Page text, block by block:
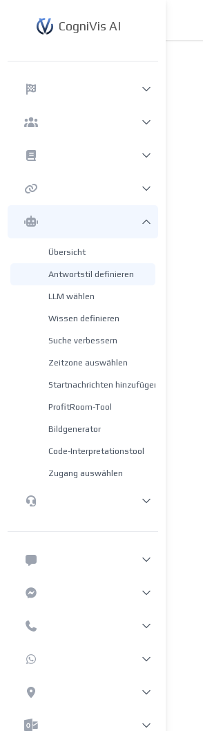
CogniVis AI
Übersicht
Antwortstil definieren
LLM wählen
Wissen definieren
Suche verbessern
Zeitzone auswählen
Startnachrichten hinzufügen
ProfitRoom-Tool
Bildgenerator
Code-Interpretationstool
Zugang auswählen